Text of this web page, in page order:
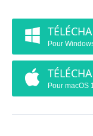
Pour
Pour macOS